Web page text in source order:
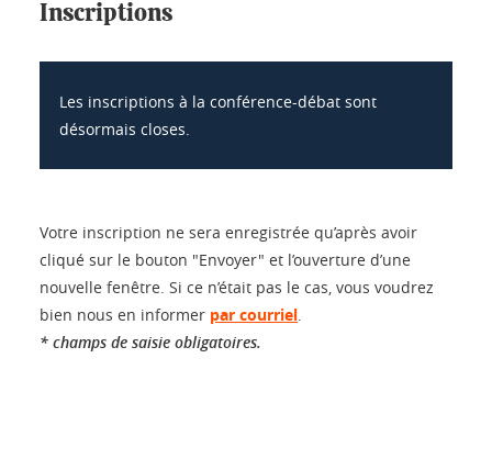
Inscriptions
Les inscriptions à la conférence-débat sont
désormais closes.
Votre inscription ne sera enregistrée qu’après avoir
cliqué sur le bouton "Envoyer" et l’ouverture d’une
nouvelle fenêtre. Si ce n’était pas le cas, vous voudrez
bien nous en informer par courriel.
* champs de saisie obligatoires.